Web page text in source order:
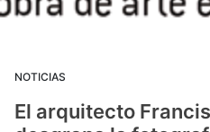
NOTICIAS
El arquitecto